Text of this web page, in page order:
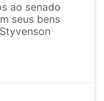
ao senado
seus bens